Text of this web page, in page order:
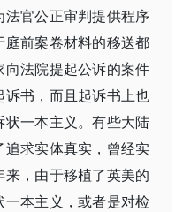
官公正审判提供程序
前案卷材料的移送都
法院提起公诉的案件
书，而且起诉书上也
一本主义。有些大陆
求实体真实，曾经实
，由于移植了英美的
本主义，或者是对检